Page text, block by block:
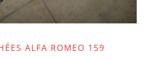
ALFA ROMEO 159